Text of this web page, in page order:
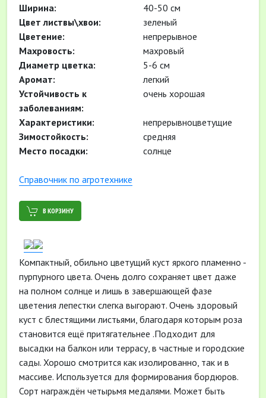
Ширина:
40-50 см
Цвет листвы\хвои:
зеленый
Цветение:
непрерывное
Махровость:
махровый
Диаметр цветка:
5-6 см
Аромат:
легкий
Устойчивость к
заболеваниям:
очень хорошая
Характеристики:
непрерывноцветущие
Зимостойкость:
средняя
Место посадки:
солнце
Cправочник по агротехнике
В КОРЗИНУ
Компактный, обильно цветущий куст яркого пламенно -
пурпурного цвета. Очень долго сохраняет цвет даже
на полном солнце и лишь в завершающей фазе
цветения лепестки слегка выгорают. Очень здоровый
куст с блестящими листьями, благодаря которым роза
становится ещё притягательнее .Подходит для
высадки на балкон или террасу, в частные и городские
сады. Хорошо смотрится как изолированно, так и в
массиве. Используется для формирования бордюров.
Сорт награждён четырьмя медалями. Может быть